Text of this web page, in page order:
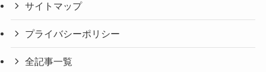
サイトマップ
プライバシーポリシー
全記事一覧